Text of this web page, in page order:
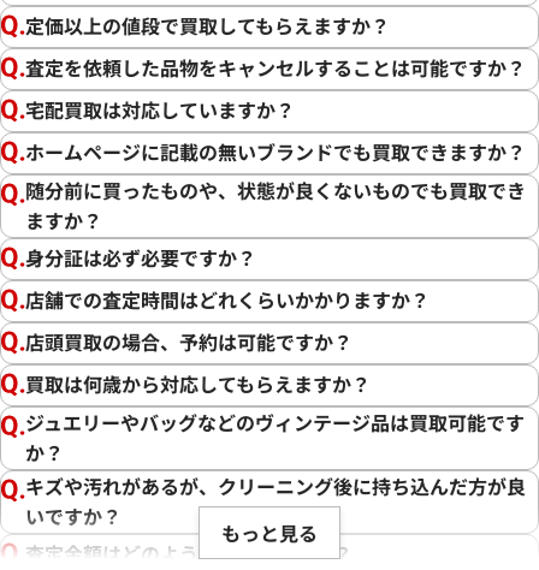
定価以上の値段で買取してもらえますか？
査定を依頼した品物をキャンセルすることは可能ですか？
宅配買取は対応していますか？
ホームページに記載の無いブランドでも買取できますか？
随分前に買ったものや、状態が良くないものでも買取でき
ますか？
身分証は必ず必要ですか？
店舗での査定時間はどれくらいかかりますか？
店頭買取の場合、予約は可能ですか？
買取は何歳から対応してもらえますか？
ジュエリーやバッグなどのヴィンテージ品は買取可能です
か？
キズや汚れがあるが、クリーニング後に持ち込んだ方が良
いですか？
査定金額はどのように決まりますか？
もっと見る